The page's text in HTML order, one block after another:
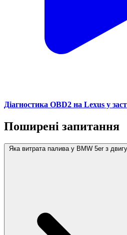
Діагностика OBD2 на Lexus у
Поширені запитання
Яка витрата палива у BMW 5er з